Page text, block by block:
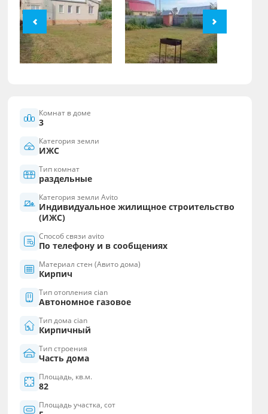
Комнат в доме
3
Категория земли
ИЖС
Тип комнат
раздельные
Категория земли Avito
Индивидуальное жилищное строительство
(ИЖС)
Способ связи avito
По телефону и в сообщениях
Материал стен (Авито дома)
Кирпич
Тип отопления cian
Автономное газовое
Тип дома cian
Кирпичный
Тип строения
Часть дома
Площадь, кв.м.
82
Площадь участка, сот